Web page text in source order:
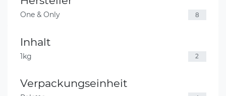
One & Only 8
Inhalt
1kg 2
Verpackungseinheit